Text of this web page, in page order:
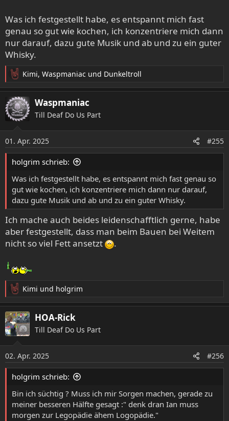
Umbauen von fertigen Sets. Leider ist das letzte Projekt
ein wenig versandet, muss ich unbedingt mal wieder ran
an das IGV55 Überwachungsschiff.
Was ich festgestellt habe, es entspannt mich fast
genau so gut wie kochen, ich konzentriere mich dann
nur darauf, dazu gute Musik und ab und zu ein guter
Whisky.
R
e
a
k
t
n
e
n
Kimi, Waspmaniac und Dunkeltroll
Waspmaniac
Till Deaf Do Us Part
01. Apr. 2025 #255
holgrim schrieb:
Was ich festgestellt habe, es entspannt mich fast genau so
gut wie kochen, ich konzentriere mich dann nur darauf,
dazu gute Musik und ab und zu ein guter Whisky.
Ich mache auch beides leidenschafftlich gerne, habe
aber festgestellt, dass man beim Bauen bei Weitem
nicht so viel Fett ansetzt
.
R
e
a
k
t
n
e
n
Kimi und holgrim
HOA-Rick
Till Deaf Do Us Part
02. Apr. 2025 #256
holgrim schrieb:
Bin ich süchtig ? Muss ich mir Sorgen machen, gerade zu
meiner besseren Hälfte gesagt :" denk dran Ian muss
morgen zur Legopädie ähem Logopädie."